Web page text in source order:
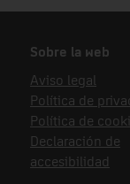
Sobre la web
Aviso legal
Política de
Política de
Declaración de
accesibilidad